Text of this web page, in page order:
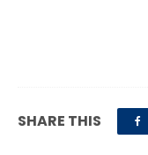
SHARE THIS